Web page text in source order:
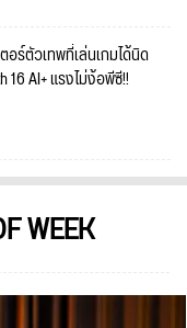
อร์ตัวเทพที่เล่นเกมได้นิด
16 AI+ แรงไม่ง้อพีซี!!
WEEK